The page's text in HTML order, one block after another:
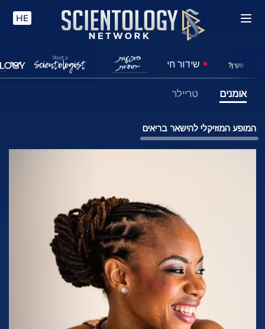
HE
סקרן? שידור חי
אומנים טריילר
המופע המוזיקלי להישאר בריאים